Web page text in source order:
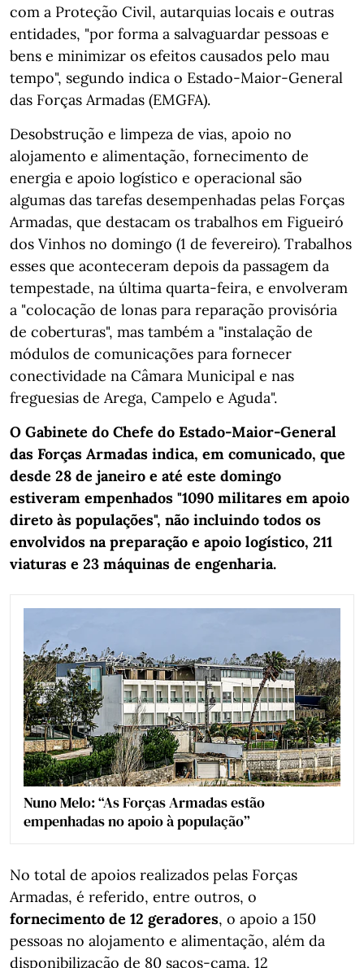
com a Proteção Civil, autarquias locais e outras
entidades, "por forma a salvaguardar pessoas e
bens e minimizar os efeitos causados pelo mau
tempo", segundo indica o Estado-Maior-General
das Forças Armadas (EMGFA).
Desobstrução e limpeza de vias, apoio no
alojamento e alimentação, fornecimento de
energia e apoio logístico e operacional são
algumas das tarefas desempenhadas pelas Forças
Armadas, que destacam os trabalhos em Figueiró
dos Vinhos no domingo (1 de fevereiro). Trabalhos
esses que aconteceram depois da passagem da
tempestade, na última quarta-feira, e envolveram
a "colocação de lonas para reparação provisória
de coberturas", mas também a "instalação de
módulos de comunicações para fornecer
conectividade na Câmara Municipal e nas
freguesias de Arega, Campelo e Aguda".
O Gabinete do Chefe do Estado-Maior-General
das Forças Armadas indica, em comunicado, que
desde 28 de janeiro e até este domingo
estiveram empenhados "1090 militares em apoio
direto às populações", não incluindo todos os
envolvidos na preparação e apoio logístico, 211
viaturas e 23 máquinas de engenharia.
Nuno Melo: “As Forças Armadas estão
empenhadas no apoio à população”
No total de apoios realizados pelas Forças
Armadas, é referido, entre outros, o
fornecimento de 12 geradores, o apoio a 150
pessoas no alojamento e alimentação, além da
disponibilização de 80 sacos-cama, 12